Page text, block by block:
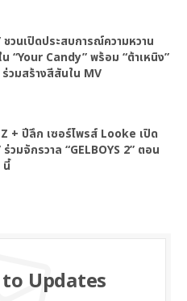
ชวนเปิดประสบการณ์ความหวาน
“Your Candy” พร้อม “ต้าเหนิง”
วมสร้างสีสันใน MV
+ ปีลึก เซอร์ไพรส์ Looke เปิด
ร่วมจักรวาล “GELBOYS 2” ตอน
นี้
Updates